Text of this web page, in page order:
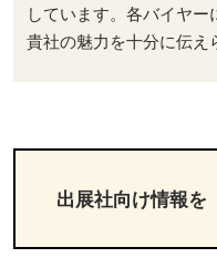
しています。各バイヤ
貴社の魅力を十分に伝え
出展社向け情報を